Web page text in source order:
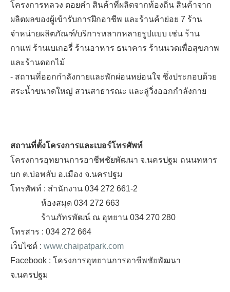
โครงการหลวง ดอยคำ สินค้าที่ผลิตจากท้องถิ่น สินค้าจาก
ผลิตผลของผู้เข้ารับการฝึกอาชีพ และร้านค้าย่อย 7 ร้าน
จำหน่ายผลิตภัณฑ์/บริการหลากหลายรูปแบบ เช่น ร้าน
กาแฟ ร้านเบเกอรี่ ร้านอาหาร ธนาคาร ร้านนวดเพื่อสุขภาพ
และร้านดอกไม้
- สถานที่ออกกำลังกายและพักผ่อนหย่อนใจ ซึ่งประกอบด้วย
สระน้ำขนาดใหญ่ สวนสาธารณะ และลู่วิ่งออกกำลังกาย
สถานที่ตั้งโครงการเเละเบอร์โทรศัพท์
โครงการอุทยานการอาชีพชัยพัฒนา จ.นครปฐม ถนนทหาร
บก ต.บ่อพลับ อ.เมือง จ.นครปฐม
โทรศัพท์ : สำนักงาน 034 272 661-2
ห้องสมุด 034 272 663
ร้านภัทรพัฒน์ ณ อุทยาน 034 270 280
โทรสาร : 034 272 664
เว็บไซต์ : www.chaipatpark.com
Facebook : โครงการอุทยานการอาชีพชัยพัฒนา
จ.นครปฐม